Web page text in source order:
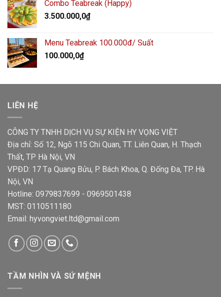
Combo Teabreak (Happy)
3.500.000,0₫
Menu Teabreak 100.000đ/ Suất
100.000,0₫
LIÊN HỆ
CÔNG TY TNHH DỊCH VỤ SỰ KIỆN HY VỌNG VIỆT
Địa chỉ: Số 12, Ngõ 115 Chi Quan, TT. Liên Quan, H. Thạch
Thất, TP Hà Nội, VN
VPĐD: 17 Tạ Quang Bửu, P. Bách Khoa, Q. Đống Đa, TP. Hà
Nội, VN
Hotline: 0979837699 - 0969501438
MST: 0110511180
Email: hyvongviet.ltd@gmail.com
TẦM NHÌN VÀ SỨ MỆNH